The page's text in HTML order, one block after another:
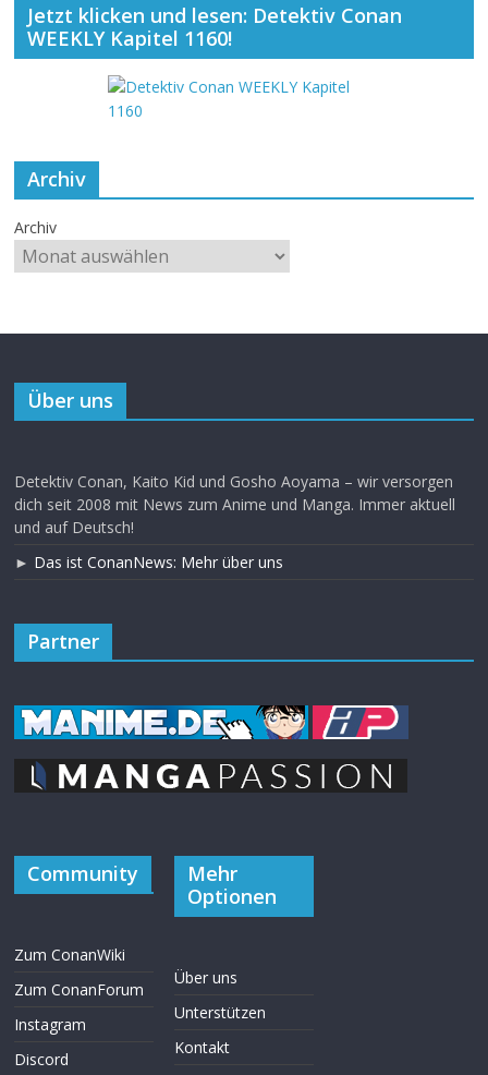
Jetzt klicken und lesen: Detektiv Conan
WEEKLY Kapitel 1160!
Archiv
Archiv
Über uns
Detektiv Conan, Kaito Kid und Gosho Aoyama – wir versorgen
dich seit 2008 mit News zum Anime und Manga. Immer aktuell
und auf Deutsch!
► Das ist ConanNews: Mehr über uns
Partner
Community
Zum ConanWiki
Zum ConanForum
Instagram
Discord
Mehr
Optionen
Über uns
Unterstützen
Kontakt